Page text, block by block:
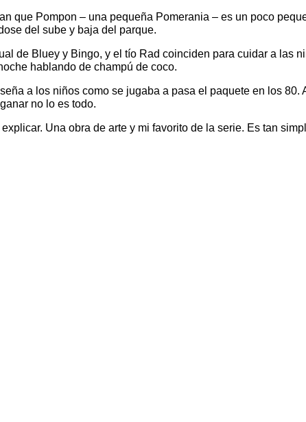
que Pompon – una pequeña Pomerania – es un poco
del sube y baja del parque.
de Bluey y Bingo, y el tío Rad coinciden para cuidar a las
hablando de champú de coco.
a los niños como se jugaba a pasa el paquete en los
no lo es todo.
Una obra de arte y mi favorito de la serie. Es tan